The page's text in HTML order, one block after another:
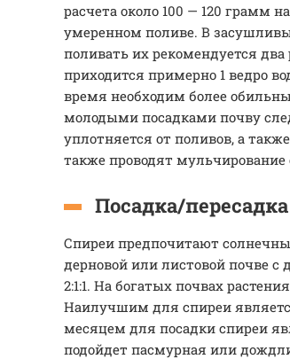
расчета около 100 — 120 грамм
умеренном поливе. В
поливать их рекомендуется
приходится примерно 1 ведро
время необходим более
молодыми посадками почву
уплотняется от поливов, а
также проводят мульчирование
Посадка/пересадка
Спиреи предпочитают
дерновой или листовой почве с
2:1:1. На богатых почвах
Наилучшим для спиреи
месяцем для посадки спиреи
подойдет пасмурная или